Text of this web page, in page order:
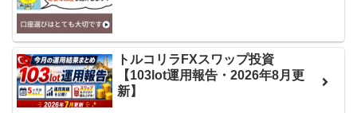
トルコリラFXスワップ投資
【103lot運用報告・2026年8月更
新】